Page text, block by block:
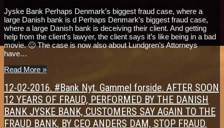
Jyske Bank Perhaps Denmark’s biggest fraud case, where a
large Danish bank is d Perhaps Denmark’s biggest fraud case,
where a large Danish bank is deceiving their client. And getting
help from the client’s lawyer, the client says it’s like being in a bad
movie. 🙂 The case is now also about Lundgren’s Attorneys
have…
Read More »
12-02-2016. #Bank Nyt. Gammel forside. AFTER SOON
12 YEARS OF FRAUD, PERFORMED BY THE DANISH
BANK JYSKE BANK, CUSTOMERS SAY AGAIN TO THE
FRAUD BANK, BY CEO ANDERS DAM, STOP FRAUD.